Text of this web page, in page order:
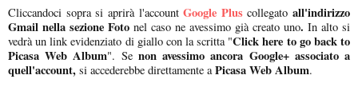
Cliccandoci sopra si aprirà l'accountGoogle Pluscollegato all'indirizzo
Gmail nella sezione Foto nel caso ne avessimo già creato uno. In alto si
vedrà un link evidenziato di giallo con la scritta "Click here to go back to
Picasa Web Album". Se non avessimo ancora Google+ associato a
quell'account, si accederebbe direttamente aPicasa Web Album.